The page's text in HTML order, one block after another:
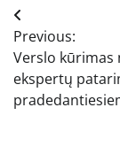
Navigacija
tarp
įrašų
Previous:
Verslo kūrimas
ekspertų